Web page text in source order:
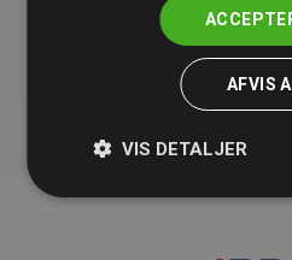
initiativet Websites, der
AFVIS
VIS DETALJER